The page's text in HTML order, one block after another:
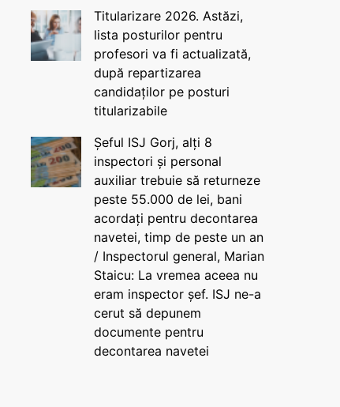
Titularizare 2026. Astăzi,
lista posturilor pentru
profesori va fi actualizată,
după repartizarea
candidaților pe posturi
titularizabile
Șeful ISJ Gorj, alți 8
inspectori și personal
auxiliar trebuie să returneze
peste 55.000 de lei, bani
acordați pentru decontarea
navetei, timp de peste un an
/ Inspectorul general, Marian
Staicu: La vremea aceea nu
eram inspector șef. ISJ ne-a
cerut să depunem
documente pentru
decontarea navetei